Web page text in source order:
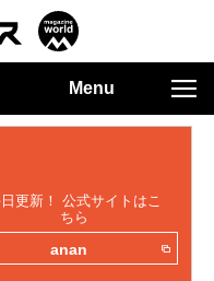
Menu
更新！ 公式サイトはこ
ちら
anan